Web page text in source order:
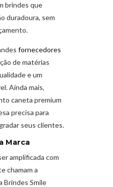
brindes que
duradoura, sem
fornecedores
de matérias
e um
Ainda mais,
caneta premium
precisa para
seus clientes.
Marca
amplificada com
chamam a
Brindes Smile